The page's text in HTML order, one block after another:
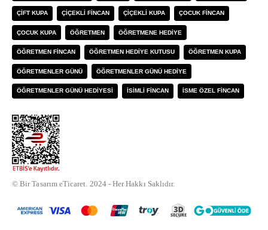
ÇIFT KUPA ÇIÇEKLI FINCAN ÇIÇEKLI KUPA ÇOCUK FINCAN
ÇOCUK KUPA ÖĞRETMEN ÖĞRETMENE HEDIYE
ÖĞRETMEN FINCAN ÖĞRETMEN HEDIYE KUTUSU ÖĞRETMEN KUPA
ÖĞRETMENLER GÜNÜ ÖĞRETMENLER GÜNÜ HEDIYE
ÖĞRETMENLER GÜNÜ HEDIYESI İSIMLI FINCAN İSME ÖZEL FINCAN
© Bir Tasarım eTicaret. 2024 - Her Hakkı Saklıdır.